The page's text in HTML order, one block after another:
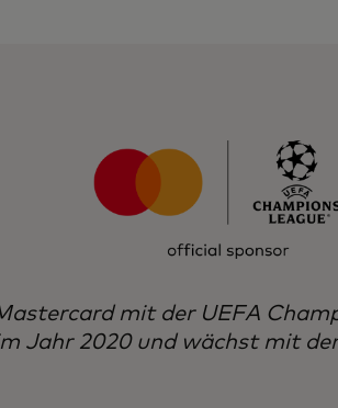
mit der UEFA
Jahr 2020 und wächst mit